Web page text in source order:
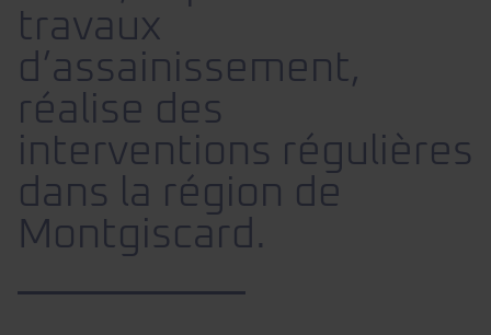
travaux
d’assainissement,
réalise des
interventions régulières
dans la région de
Montgiscard.